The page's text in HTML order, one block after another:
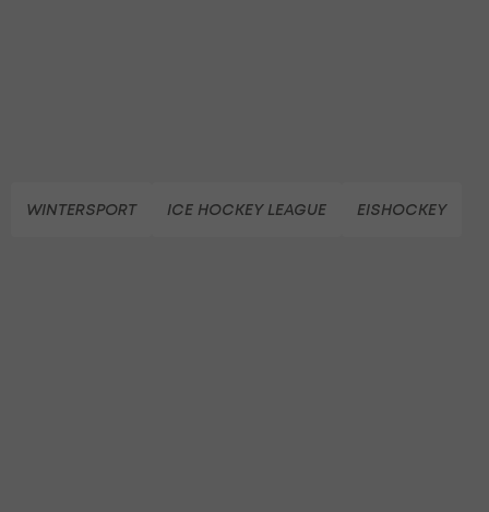
WINTERSPORT ICE HOCKEY LEAGUE EISHOCKEY